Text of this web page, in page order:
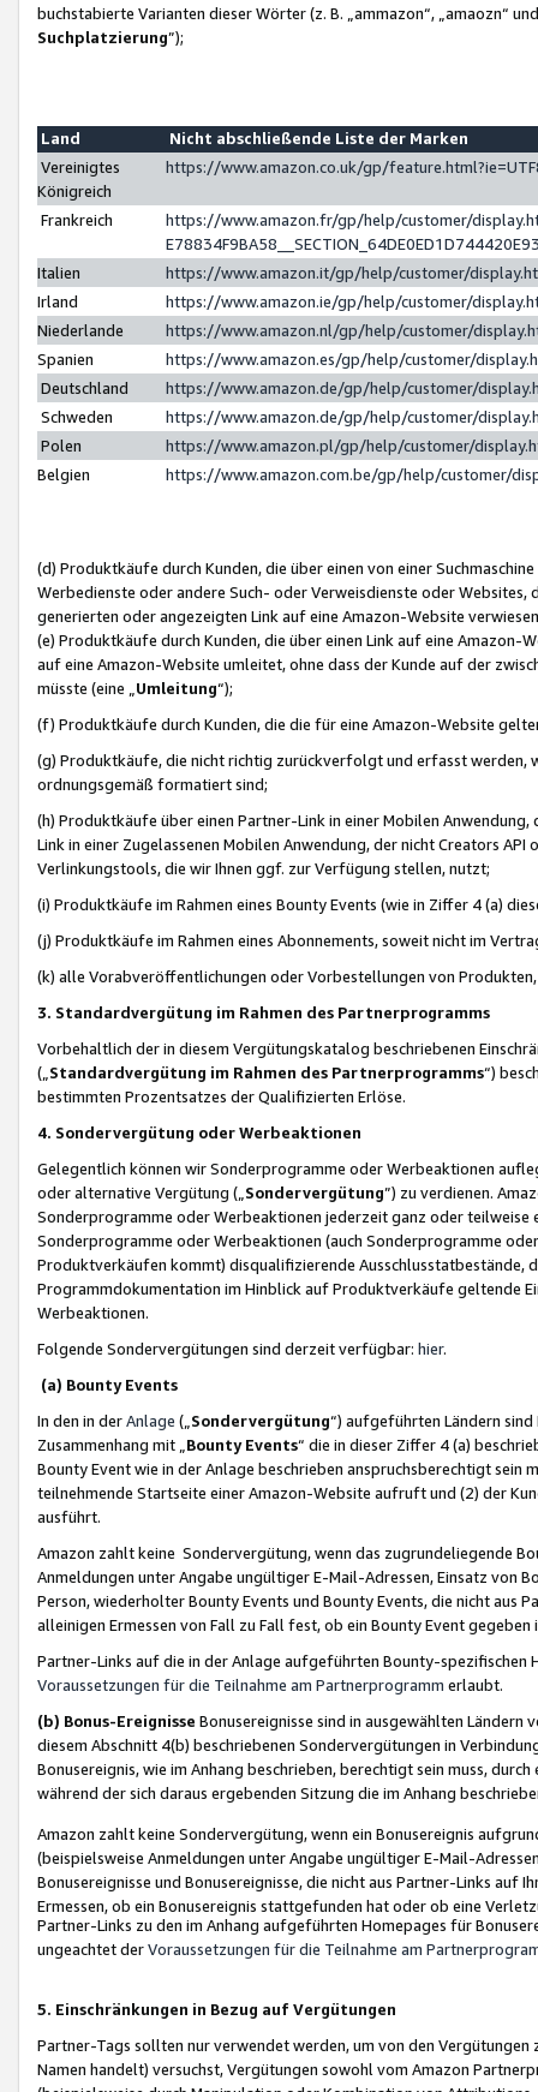
buchstabierte Varianten dieser Wörter (z. B. „ammazon“, „amaozn“
Suchplatzierung”);
Land
Nicht abschließende Liste der Marken
Vereinigtes
Königreich
https://www.amazon.co.uk/gp/
Frankreich
https://www.amazon.fr/gp/help/customer/
Italien
https://www.amazon.it/gp/help/customer/
Irland
https://www.amazon.ie/gp/help/customer/
Niederlande
https://www.amazon.nl/gp/help/customer/
Spanien
https://www.amazon.es/gp/help/customer/
Deutschland
https://www.amazon.de/gp/help/customer/
Schweden
https://www.amazon.de/gp/help/customer/
Polen
https://www.amazon.pl/gp/help/customer/
Belgien
https://www.amazon.com.be/gp/help/customer/
(d) Produktkäufe durch Kunden, die über einen von einer
Werbedienste oder andere Such- oder Verweisdienste oder Websites,
generierten oder angezeigten Link auf eine Amazon-Website
(e) Produktkäufe durch Kunden, die über einen Link auf eine
auf eine Amazon-Website umleitet, ohne dass der Kunde auf der
müsste (eine „ Umleitung“);
(f) Produktkäufe durch Kunden, die die für eine Amazon-Website
(g) Produktkäufe, die nicht richtig zurückverfolgt und erfasst werden,
ordnungsgemäß formatiert sind;
(h) Produktkäufe über einen Partner-Link in einer Mobilen
Link in einer Zugelassenen Mobilen Anwendung, der nicht Creators
Verlinkungstools, die wir Ihnen ggf. zur Verfügung stellen, nutzt;
(i) Produktkäufe im Rahmen eines Bounty Events (wie in Ziffer 4 (a)
(j) Produktkäufe im Rahmen eines Abonnements, soweit nicht im
(k) alle Vorabveröffentlichungen oder Vorbestellungen von
3. Standardvergütung im Rahmen des Partnerprogramms
Vorbehaltlich der in diesem Vergütungskatalog beschriebenen
(„ Standardvergütung im Rahmen des Partnerprogramms“)
bestimmten Prozentsatzes der Qualifizierten Erlöse.
4. Sondervergütung oder Werbeaktionen
Gelegentlich können wir Sonderprogramme oder Werbeaktionen
oder alternative Vergütung („ Sondervergütung”) zu verdienen.
Sonderprogramme oder Werbeaktionen jederzeit ganz oder
Sonderprogramme oder Werbeaktionen (auch Sonderprogramme
Produktverkäufen kommt) disqualifizierende Ausschlusstatbestände,
Programmdokumentation im Hinblick auf Produktverkäufe geltende
Werbeaktionen.
Folgende Sondervergütungen sind derzeit verfügbar: hier.
(a) Bounty Events
In den in derAnlage („ Sondervergütung“) aufgeführten Ländern
Zusammenhang mit „ Bounty Events“ die in dieser Ziffer 4 (a)
Bounty Event wie in der Anlage beschrieben anspruchsberechtigt sein
teilnehmende Startseite einer Amazon-Website aufruft und (2) der
ausführt.
Amazon zahlt keine Sondervergütung, wenn das zugrundeliegende
Anmeldungen unter Angabe ungültiger E-Mail-Adressen, Einsatz von
Person, wiederholter Bounty Events und Bounty Events, die nicht
alleinigen Ermessen von Fall zu Fall fest, ob ein Bounty Event
Partner-Links auf die in der Anlage aufgeführten Bounty-spezifischen
Voraussetzungen für die Teilnahme am Partnerprogramm erlaubt.
(b) Bonus-Ereignisse Bonusereignisse sind in ausgewählten Ländern
diesem Abschnitt 4(b) beschriebenen Sondervergütungen in
Bonusereignis, wie im Anhang beschrieben, berechtigt sein muss,
während der sich daraus ergebenden Sitzung die im Anhang
Amazon zahlt keine Sondervergütung, wenn ein Bonusereignis
(beispielsweise Anmeldungen unter Angabe ungültiger E-Mail-
Bonusereignisse und Bonusereignisse, die nicht aus Partner-Links auf
Ermessen, ob ein Bonusereignis stattgefunden hat oder ob eine
Partner-Links zu den im Anhang aufgeführten Homepages für
ungeachtet derVoraussetzungen für die Teilnahme am
5. Einschränkungen in Bezug auf Vergütungen
Partner-Tags sollten nur verwendet werden, um von den
Namen handelt) versuchst, Vergütungen sowohl vom Amazon